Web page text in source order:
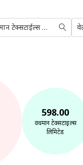
वर्धमान टेक्सटाईल्स लिमिटेड
598.00
वर्धमान टेक्सटाईल्स
लिमिटेड